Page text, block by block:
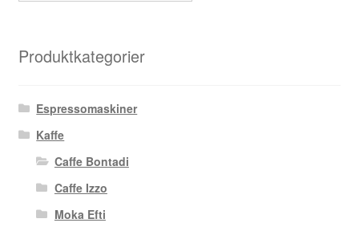
Produktkategorier
Espressomaskiner
Kaffe
Caffe Bontadi
Caffe Izzo
Moka Efti